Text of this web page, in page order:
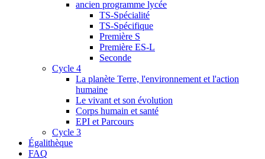
ancien programme lycée
TS-Spécialité
TS-Spécifique
Première S
Première ES-L
Seconde
Cycle 4
La planète Terre, l'environnement et l'action
humaine
Le vivant et son évolution
Corps humain et santé
EPI et Parcours
Cycle 3
Égalithèque
FAQ